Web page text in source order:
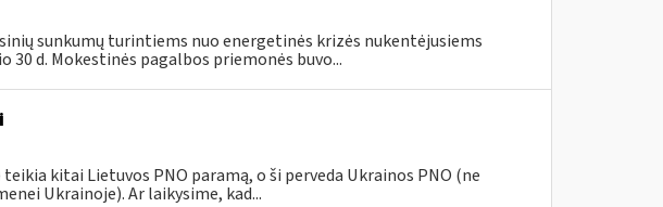
sunkumų turintiems nuo energetinės krizės nukentėjusiems
d. Mokestinės pagalbos priemonės buvo...
kitai Lietuvos PNO paramą, o ši perveda Ukrainos PNO (ne
Ukrainoje). Ar laikysime, kad...